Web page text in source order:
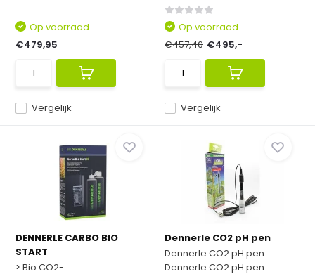
Vergelijk
Op voorraad
€479,95
Vergelijk
Op voorraad
€457,46 €495,-
DENNERLE CARBO BIO
START
> Bio CO2-
Dennerle CO2 pH pen
Dennerle CO2 pH pen
Dennerle CO2 pH pen